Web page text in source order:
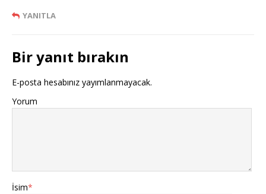
YANITLA
Bir yanıt bırakın
E-posta hesabınız yayımlanmayacak.
Yorum
İsim*